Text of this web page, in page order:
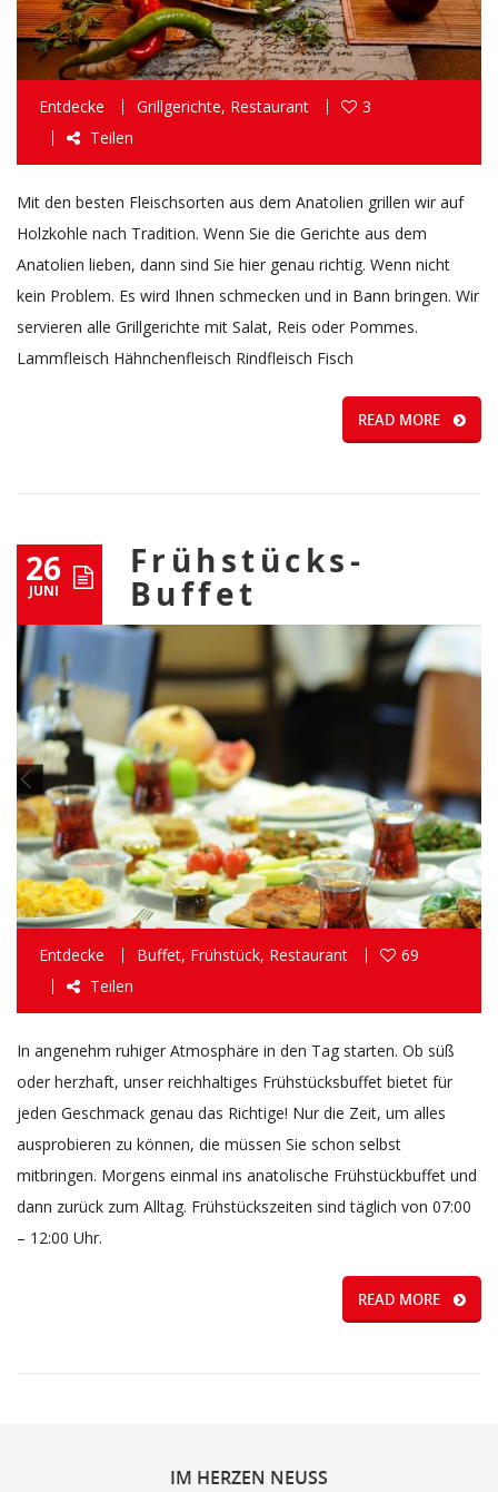
Entdecke Grillgerichte, Restaurant
3
Teilen
Mit den besten Fleischsorten aus dem Anatolien grillen wir auf
Holzkohle nach Tradition. Wenn Sie die Gerichte aus dem
Anatolien lieben, dann sind Sie hier genau richtig. Wenn nicht
kein Problem. Es wird Ihnen schmecken und in Bann bringen. Wir
servieren alle Grillgerichte mit Salat, Reis oder Pommes.
Lammfleisch Hähnchenfleisch Rindfleisch Fisch
READ MORE
26
JUNI
Frühstücks-
Buffet
Entdecke Buffet, Frühstück, Restaurant
69
Teilen
In angenehm ruhiger Atmosphäre in den Tag starten. Ob süß
oder herzhaft, unser reichhaltiges Frühstücksbuffet bietet für
jeden Geschmack genau das Richtige! Nur die Zeit, um alles
ausprobieren zu können, die müssen Sie schon selbst
mitbringen. Morgens einmal ins anatolische Frühstückbuffet und
dann zurück zum Alltag. Frühstückszeiten sind täglich von 07:00
– 12:00 Uhr.
READ MORE
IM HERZEN NEUSS